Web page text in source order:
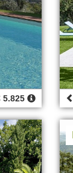
5.825